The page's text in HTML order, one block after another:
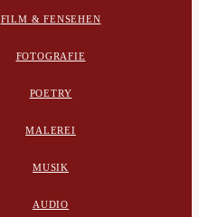
FILM & FENSEHEN
FOTOGRAFIE
POETRY
MALEREI
MUSIK
AUDIO